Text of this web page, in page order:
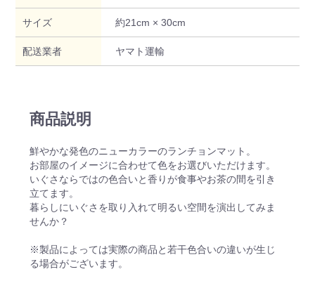
サイズ 約21cm × 30cm
配送業者 ヤマト運輸
商品説明
鮮やかな発色のニューカラーのランチョンマット。
お部屋のイメージに合わせて色をお選びいただけます。
いぐさならではの色合いと香りが食事やお茶の間を引き
立てます。
暮らしにいぐさを取り入れて明るい空間を演出してみま
せんか？
※製品によっては実際の商品と若干色合いの違いが生じ
る場合がございます。